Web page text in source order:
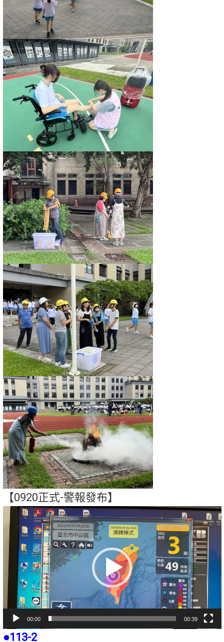
【0920正式-警報發布】
視
訊
播
放
00:00 00:39
●113-2